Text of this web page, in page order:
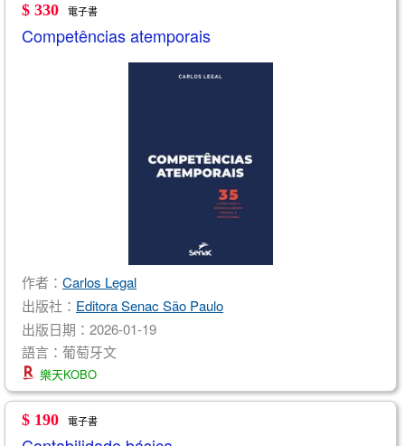
$ 330 電子書
Competências atemporais
作者： Carlos Legal
出版社： Editora Senac São Paulo
出版日期：2026-01-19
語言：葡萄牙文
樂天KOBO
$ 190 電子書